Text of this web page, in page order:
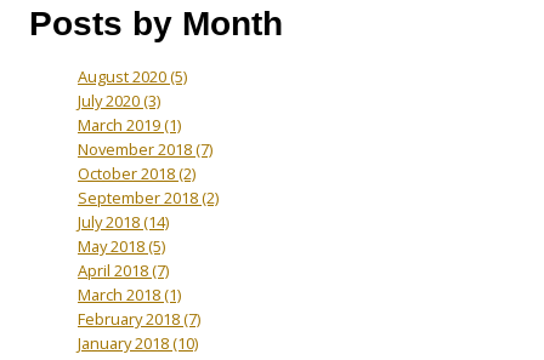
Posts by Month
August 2020(5)
July 2020(3)
March 2019(1)
November 2018(7)
October 2018(2)
September 2018(2)
July 2018(14)
May 2018(5)
April 2018(7)
March 2018(1)
February 2018(7)
January 2018(10)